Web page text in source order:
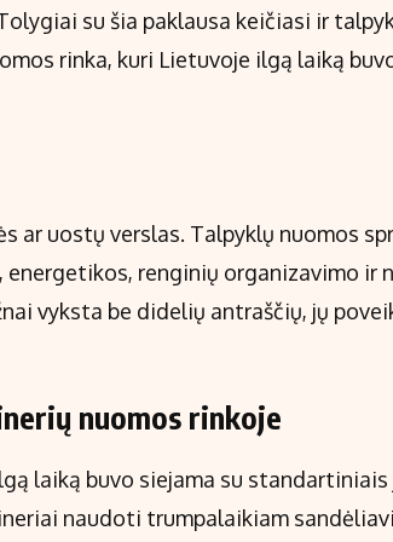
su šia paklausa keičiasi ir
rinka, kuri Lietuvoje ilgą laiką
ar uostų verslas. Talpyklų nuomos
energetikos, renginių organizavimo ir
vyksta be didelių antraščių, jų
nuomos rinkoje
laiką buvo siejama su standartiniais
naudoti trumpalaikiam